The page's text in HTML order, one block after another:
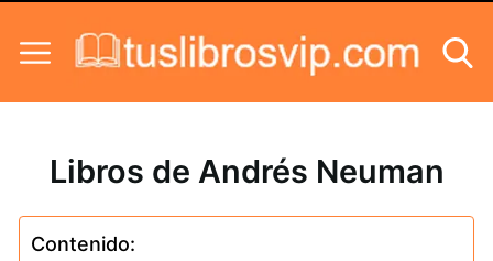
Libros de Andrés Neuman
Contenido: